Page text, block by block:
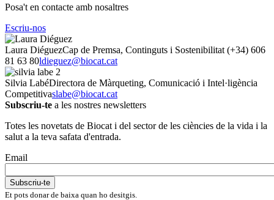
Posa't en contacte amb nosaltres
Escriu-nos
Laura DiéguezCap de Premsa, Continguts i Sostenibilitat (+34) 606
81 63 80ldieguez@biocat.cat
Silvia LabéDirectora de Màrqueting, Comunicació i Intel·ligència
Competitivaslabe@biocat.cat
Subscriu-te a les nostres newsletters
Totes les novetats de Biocat i del sector de les ciències de la vida i la
salut a la teva safata d'entrada.
Email
Et pots donar de baixa quan ho desitgis.